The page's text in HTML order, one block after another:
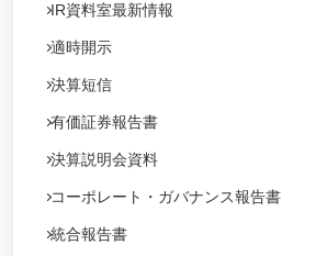
IR資料室最新情報
適時開示
決算短信
有価証券報告書
決算説明会資料
コーポレート・ガバナンス報告書
統合報告書